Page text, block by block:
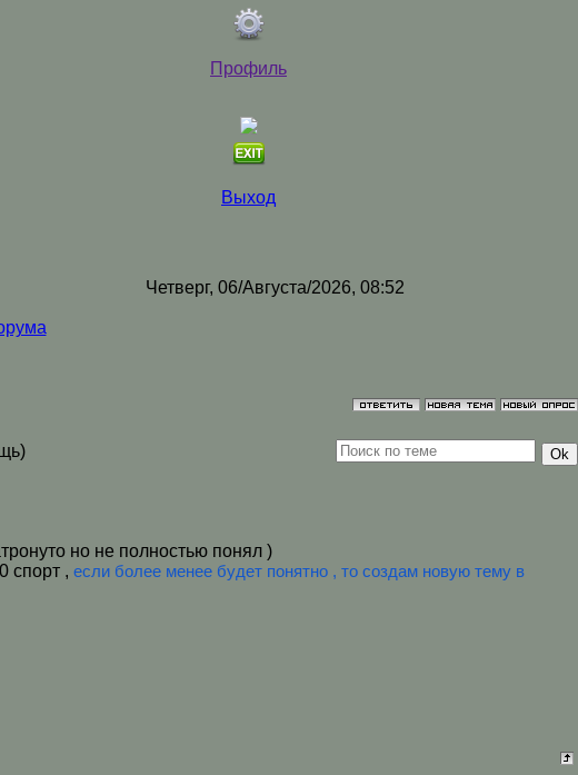
Профиль
Выход
Четверг, 06/Августа/2026, 08:52
но не полностью понял )
спорт , если более менее будет понятно , то создам новую тему в